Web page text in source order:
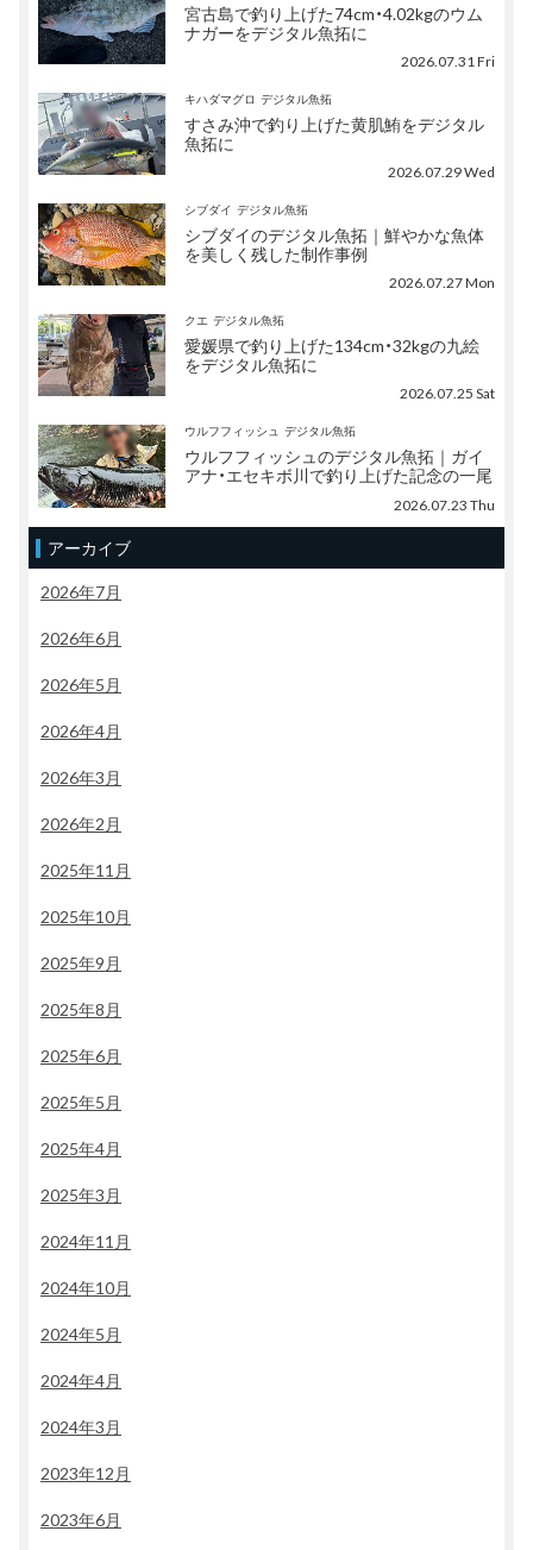
宮古島で釣り上げた74cm・4.02kgのウム
ナガーをデジタル魚拓に
2026.07.31 Fri
キハダマグロ デジタル魚拓
すさみ沖で釣り上げた黄肌鮪をデジタル
魚拓に
2026.07.29 Wed
シブダイ デジタル魚拓
シブダイのデジタル魚拓｜鮮やかな魚体
を美しく残した制作事例
2026.07.27 Mon
クエ デジタル魚拓
愛媛県で釣り上げた134cm・32kgの九絵
をデジタル魚拓に
2026.07.25 Sat
ウルフフィッシュ デジタル魚拓
ウルフフィッシュのデジタル魚拓｜ガイ
アナ・エセキボ川で釣り上げた記念の一尾
2026.07.23 Thu
アーカイブ
2026年7月
2026年6月
2026年5月
2026年4月
2026年3月
2026年2月
2025年11月
2025年10月
2025年9月
2025年8月
2025年6月
2025年5月
2025年4月
2025年3月
2024年11月
2024年10月
2024年5月
2024年4月
2024年3月
2023年12月
2023年6月